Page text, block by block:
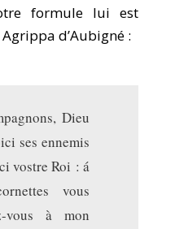
formule lui est
d’Aubigné :
Dieu
ses ennemis
vostre Roi : á
vous
vous à mon